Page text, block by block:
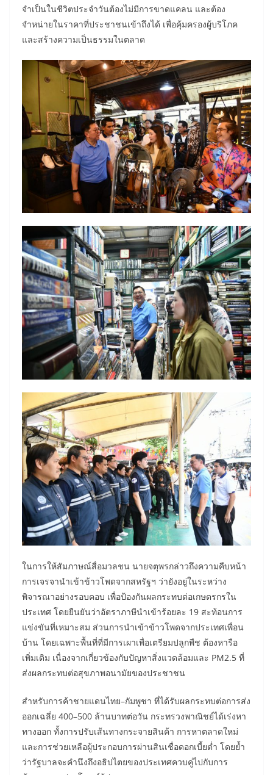
จำเป็นในชีวิตประจำวันต้องไม่มีการขาดแคลน และต้อง
จำหน่ายในราคาที่ประชาชนเข้าถึงได้ เพื่อคุ้มครองผู้บริโภค
และสร้างความเป็นธรรมในตลาด
ในการให้สัมภาษณ์สื่อมวลชน นายจตุพรกล่าวถึงความคืบหน้า
การเจรจานำเข้าข้าวโพดจากสหรัฐฯ ว่ายังอยู่ในระหว่าง
พิจารณาอย่างรอบคอบ เพื่อป้องกันผลกระทบต่อเกษตรกรใน
ประเทศ โดยยืนยันว่าอัตราภาษีนำเข้าร้อยละ 19 สะท้อนการ
แข่งขันที่เหมาะสม ส่วนการนำเข้าข้าวโพดจากประเทศเพื่อน
บ้าน โดยเฉพาะพื้นที่ที่มีการเผาเพื่อเตรียมปลูกพืช ต้องหารือ
เพิ่มเติม เนื่องจากเกี่ยวข้องกับปัญหาสิ่งแวดล้อมและ PM2.5 ที่
ส่งผลกระทบต่อสุขภาพอนามัยของประชาชน
สำหรับการค้าชายแดนไทย–กัมพูชา ที่ได้รับผลกระทบต่อการส่ง
ออกเฉลี่ย 400–500 ล้านบาทต่อวัน กระทรวงพาณิชย์ได้เร่งหา
ทางออก ทั้งการปรับเส้นทางกระจายสินค้า การหาตลาดใหม่
และการช่วยเหลือผู้ประกอบการผ่านสินเชื่อดอกเบี้ยต่ำ โดยย้ำ
ว่ารัฐบาลจะคำนึงถึงอธิปไตยของประเทศควบคู่ไปกับการ